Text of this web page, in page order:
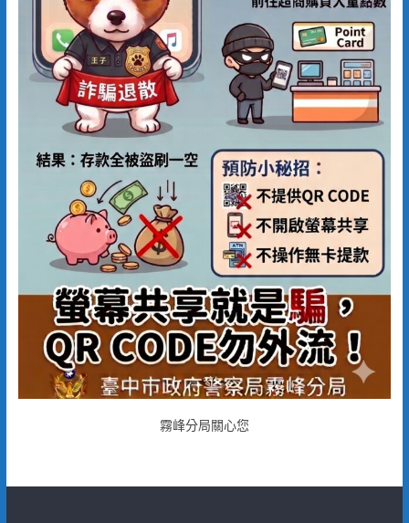
霧峰分局關心您